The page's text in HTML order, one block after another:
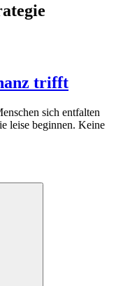
trifft
sich entfalten
leise beginnen. Keine